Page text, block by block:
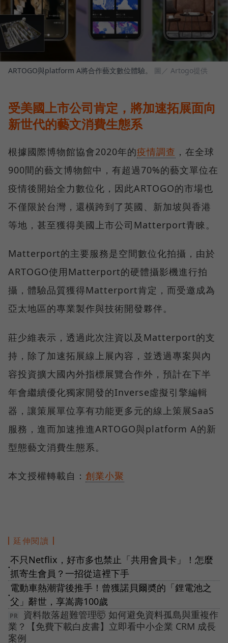
ARTOGO與platform A將合作藝文數位體驗。 圖／ Artogo提供
受美國上市公司肯定，將加速拓展面向
新世代的藝文消費生態系
根據國際博物館協會2020年的疫情調查 ，在全球
900間的藝文博物館中，有超過70%的藝文單位在
疫情後開始全力數位化，因此ARTOGO的市場也
不僅限於台灣，還橫跨到了英國、新加坡與香港
等地，甚至獲得美國上市公司Matterport青睞。
Matterport的主要服務是空間數位化拍攝，由於
ARTOGO使用Matterport的硬體攝影機進行拍
攝，體驗品質獲得Matterport肯定，而受邀成為
亞太地區的專業製作與技術開發夥伴。
莊少維表示，透過此次注資以及Matterport的支
持，除了加速拓展線上展內容，並透過專案與內
容投資擴大國內外指標展覽合作外，預計在下半
年會繼續優化獨家開發的Inverse虛擬引擎編輯
器，讓策展單位享有功能更多元的線上策展SaaS
服務，進而加速推進ARTOGO與platform A的新
型態藝文消費生態系。
本文授權轉載自： 創業小聚
延伸閱讀
●
不只Netflix，好市多也禁止「共用會員卡」！怎麼
抓寄生會員？一招從這裡下手
●
電動車熱潮背後推手！曾獲諾貝爾奬的「鋰電池之
父」辭世，享嵩壽100歲
資料散落超難管理🤯 如何避免資料孤島與重複作
業？【免費下載白皮書】立即看中小企業 CRM 成長
案例